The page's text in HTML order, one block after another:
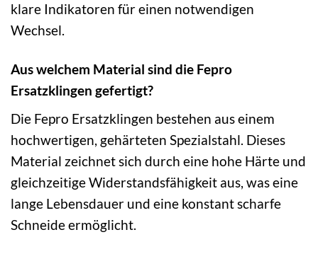
klare Indikatoren für einen notwendigen
Wechsel.
Aus welchem Material sind die Fepro
Ersatzklingen gefertigt?
Die Fepro Ersatzklingen bestehen aus einem
hochwertigen, gehärteten Spezialstahl. Dieses
Material zeichnet sich durch eine hohe Härte und
gleichzeitige Widerstandsfähigkeit aus, was eine
lange Lebensdauer und eine konstant scharfe
Schneide ermöglicht.